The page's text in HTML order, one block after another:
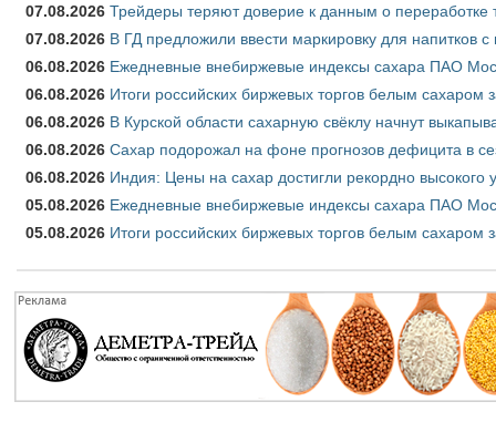
07.08.2026 Трейдеры теряют доверие к данным о переработке
07.08.2026 В ГД предложили ввести маркировку для напитков
06.08.2026 Ежедневные внебиржевые индексы сахара ПАО
06.08.2026 Итоги российских биржевых торгов белым сахаром
06.08.2026 В Курской области сахарную свёклу начнут
06.08.2026 Сахар подорожал на фоне прогнозов дефицита в
06.08.2026 Индия: Цены на сахар достигли рекордно высокого
05.08.2026 Ежедневные внебиржевые индексы сахара ПАО
05.08.2026 Итоги российских биржевых торгов белым сахаром